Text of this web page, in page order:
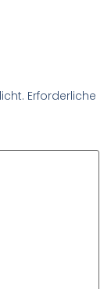
Erforderliche